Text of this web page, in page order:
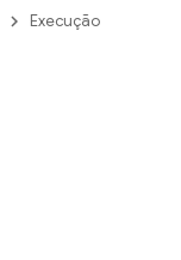
Execução